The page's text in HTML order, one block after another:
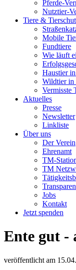
Pferde-
Nutztier-
Tiere &
Mobile
Fundtiere
Wie läuft
Haustier
Wildtier in
Vermisste
Aktuelles
Presse
Newsletter
Linkliste
Über uns
Der Verein
Ehrenamt
TM-
TM
Jobs
Kontakt
Jetzt spenden
Ente gut -
veröffentlicht am